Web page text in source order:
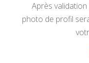
Après
photo de profil